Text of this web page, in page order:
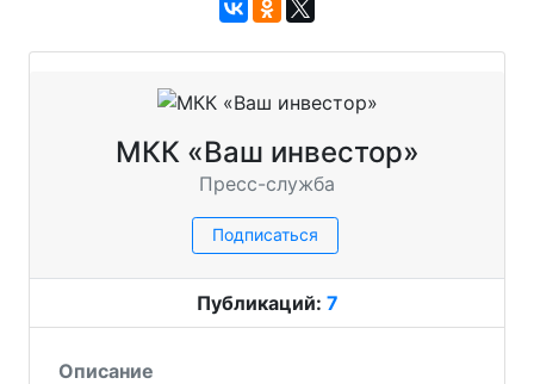
МКК «Ваш инвестор»
Пресс-служба
Подписаться
Публикаций: 7
Описание